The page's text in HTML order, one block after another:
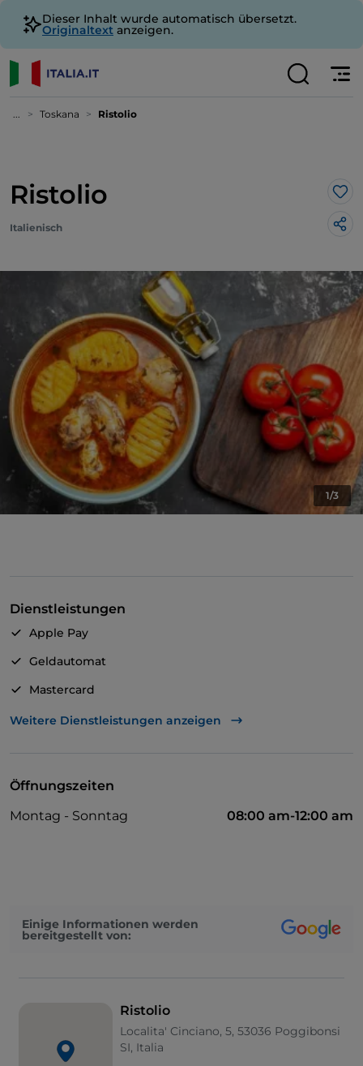
Dieser Inhalt wurde automatisch übersetzt.
Originaltext anzeigen.
... Toskana Ristolio
Ristolio
Italienisch
1/3
Dienstleistungen
Apple Pay
Geldautomat
Mastercard
TheFork PAY
Weitere Dienstleistungen anzeigen
Öffnungszeiten
Montag - Sonntag
08:00 am-12:00 am
Einige Informationen werden
bereitgestellt von:
Ristolio
Localita' Cinciano, 5, 53036 Poggibonsi
SI, Italia